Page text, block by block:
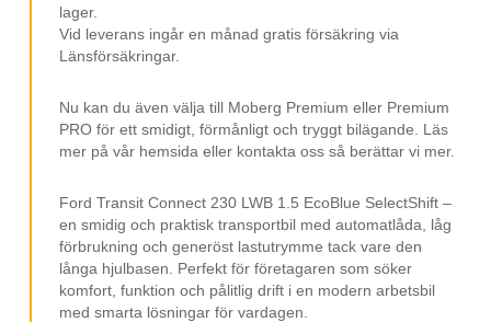
Baklucka
Stolsvärme
Parkeringssensorer
Körläge
Avbländad backspegel
LED-strålkastare
Multifunktionsratt
Farthållare
lager.
Vid leverans ingår en månad gratis försäkring via
Länsförsäkringar.
Nu kan du även välja till Moberg Premium eller Premium
PRO för ett smidigt, förmånligt och tryggt bilägande. Läs
mer på vår hemsida eller kontakta oss så berättar vi mer.
Ford Transit Connect 230 LWB 1.5 EcoBlue SelectShift –
en smidig och praktisk transportbil med automatlåda, låg
förbrukning och generöst lastutrymme tack vare den
långa hjulbasen. Perfekt för företagaren som söker
komfort, funktion och pålitlig drift i en modern arbetsbil
med smarta lösningar för vardagen.